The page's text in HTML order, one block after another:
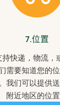
7.位置
持快递，物流，
需要知道您的
我们可以提供
附近地区的位置